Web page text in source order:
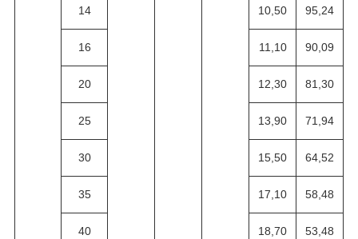
14 10,50 95,24
16 11,10 90,09
20 12,30 81,30
25 13,90 71,94
30 15,50 64,52
35 17,10 58,48
40 18,70 53,48